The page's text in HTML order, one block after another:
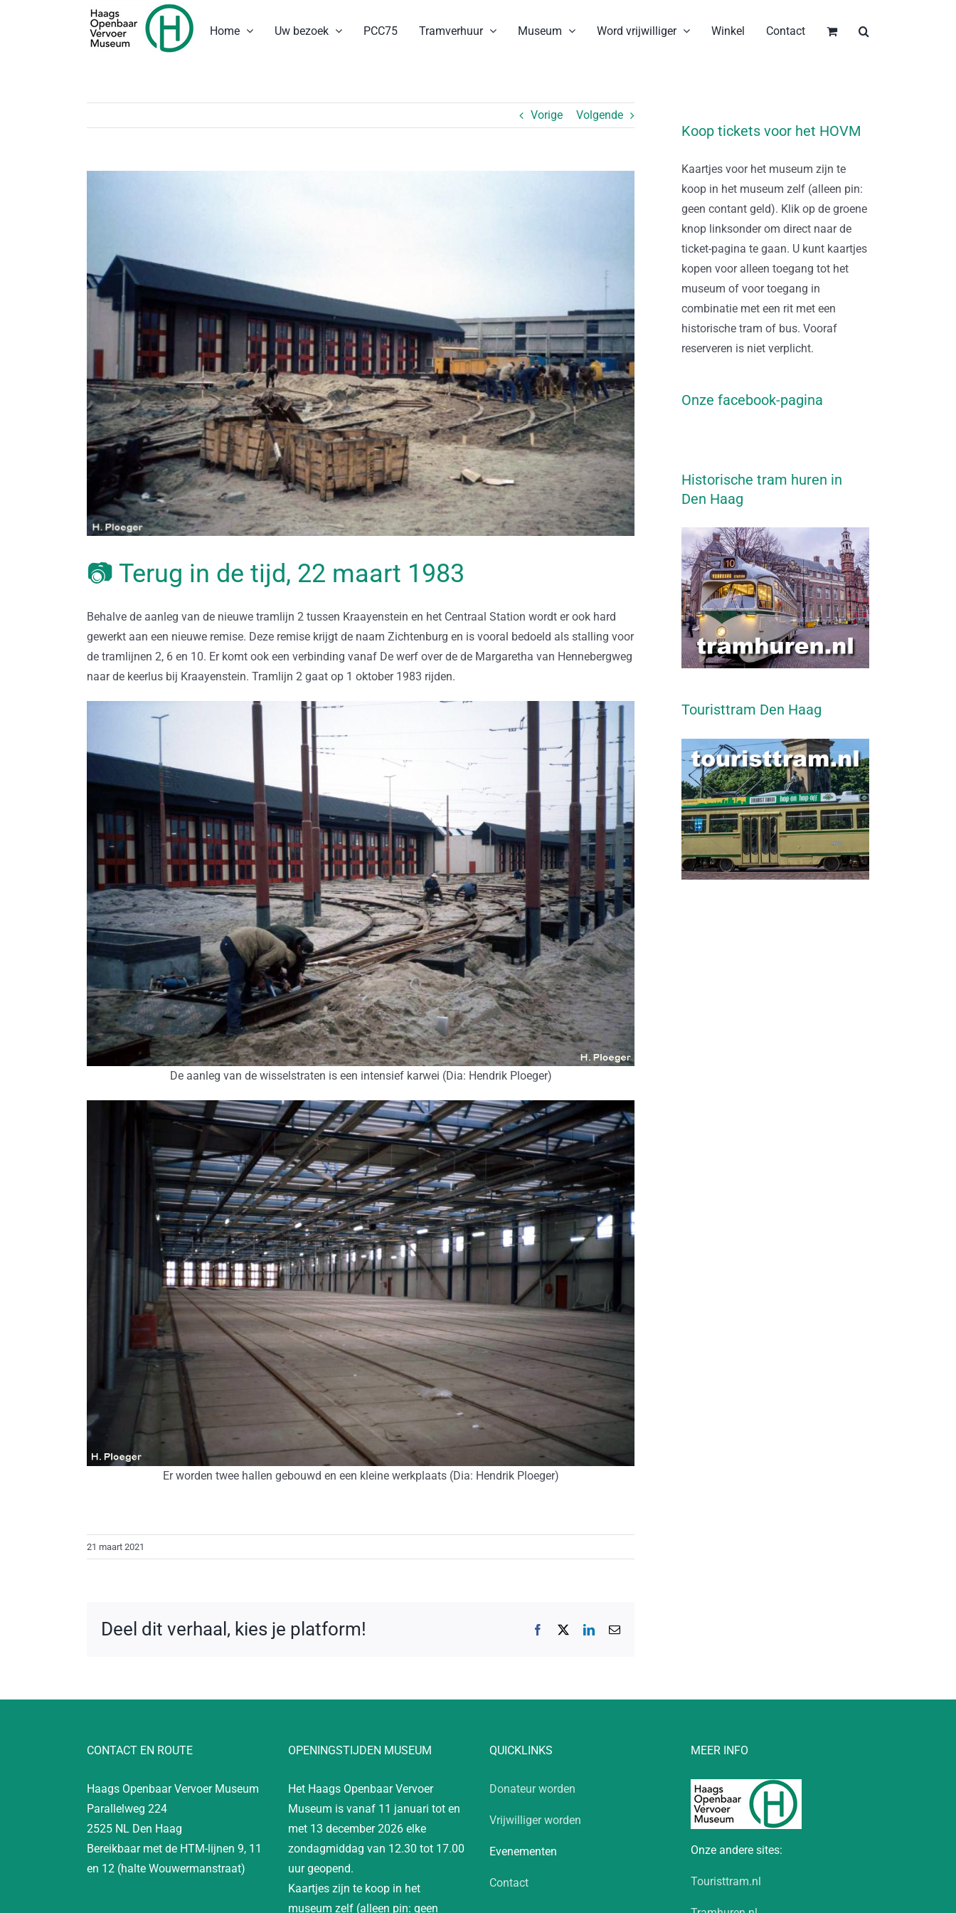
Home Uw bezoek PCC75 Tramverhuur Museum Word vrijwilliger Winkel Contact
Vorige Volgende
📷 Terug in de tijd, 22 maart 1983
Behalve de aanleg van de nieuwe tramlijn 2 tussen Kraayenstein en het Centraal Station wordt er ook hard
gewerkt aan een nieuwe remise. Deze remise krijgt de naam Zichtenburg en is vooral bedoeld als stalling voor
de tramlijnen 2, 6 en 10. Er komt ook een verbinding vanaf De werf over de de Margaretha van Hennebergweg
naar de keerlus bij Kraayenstein. Tramlijn 2 gaat op 1 oktober 1983 rijden.
De aanleg van de wisselstraten is een intensief karwei (Dia: Hendrik Ploeger)
Er worden twee hallen gebouwd en een kleine werkplaats (Dia: Hendrik Ploeger)
21 maart 2021
Deel dit verhaal, kies je platform! Facebook LinkedIn
E-
Koop tickets voor het HOVM
Kaartjes voor het museum zijn te
koop in het museum zelf (alleen pin:
geen contant geld). Klik op de groene
knop linksonder om direct naar de
ticket-pagina te gaan. U kunt kaartjes
kopen voor alleen toegang tot het
museum of voor toegang in
combinatie met een rit met een
historische tram of bus. Vooraf
reserveren is niet verplicht.
Onze facebook-pagina
Historische tram huren in
Den Haag
Touristtram Den Haag
CONTACT EN ROUTE
Haags Openbaar Vervoer Museum
Parallelweg 224
2525 NL Den Haag
Bereikbaar met de HTM-lijnen 9, 11
en 12 (halte Wouwermanstraat)
OPENINGSTIJDEN MUSEUM
Het Haags Openbaar Vervoer
Museum is vanaf 11 januari tot en
met 13 december 2026 elke
zondagmiddag van 12.30 tot 17.00
uur geopend.
Kaartjes zijn te koop in het
museum zelf (alleen pin: geen
QUICKLINKS
Donateur worden
Vrijwilliger worden
Evenementen
Contact
MEER INFO
Onze andere sites:
Touristtram.nl